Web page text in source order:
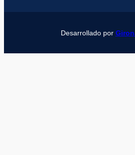
Desarrollado por